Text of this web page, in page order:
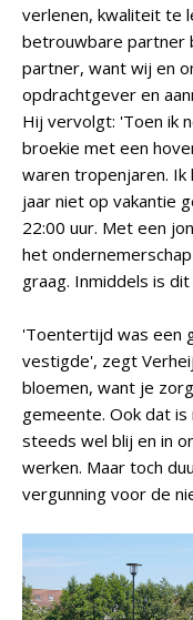
verlenen, kwaliteit te
betrouwbare partner
partner, want wij en
opdrachtgever en
Hij vervolgt: 'Toen ik
broekie met een
waren tropenjaren.
jaar niet op vakantie
22:00 uur. Met een
het
graag. Inmiddels is
'Toentertijd was een
vestigde', zegt
bloemen, want je
gemeente. Ook dat
steeds wel blij en in
werken. Maar toch
vergunning voor de